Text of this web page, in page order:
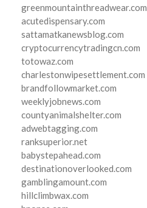
greenmountainthreadwear.com
acutedispensary.com
sattamatkanewsblog.com
cryptocurrencytradingcn.com
totowaz.com
charlestonwipesettlement.com
brandfollowmarket.com
weeklyjobnews.com
countyanimalshelter.com
adwebtagging.com
ranksuperior.net
babystepahead.com
destinationoverlooked.com
gamblingamount.com
hillclimbwax.com